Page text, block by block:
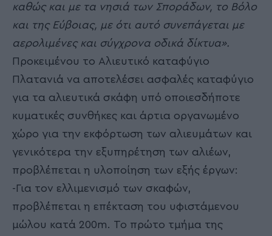
καθώς και με τα νησιά των Σποράδων, το Βόλο
και της Εύβοιας, με ότι αυτό συνεπάγεται με
αερολιμένες και σύγχρονα οδικά δίκτυα».
Προκειμένου το Αλιευτικό καταφύγιο
Πλατανιά να αποτελέσει ασφαλές καταφύγιο
για τα αλιευτικά σκάφη υπό οποιεσδήποτε
κυματικές συνθήκες και άρτια οργανωμένο
χώρο για την εκφόρτωση των αλιευμάτων και
γενικότερα την εξυπηρέτηση των αλιέων,
προβλέπεται η υλοποίηση των εξής έργων:
-Για τον ελλιμενισμό των σκαφών,
προβλέπεται η επέκταση του υφιστάμενου
μώλου κατά 200m. Το πρώτο τμήμα της